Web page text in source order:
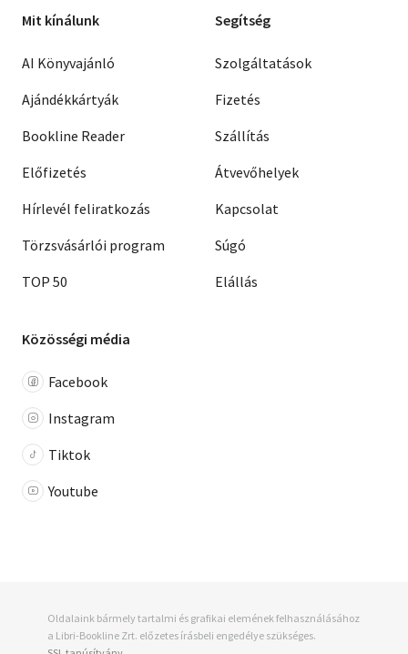
Mit kínálunk
AI Könyvajánló
Ajándékkártyák
Bookline Reader
Előfizetés
Hírlevél feliratkozás
Törzsvásárlói program
TOP 50
Segítség
Szolgáltatások
Fizetés
Szállítás
Átvevőhelyek
Kapcsolat
Súgó
Elállás
Közösségi média
Facebook
Instagram
Tiktok
Youtube
Oldalaink bármely tartalmi és grafikai elemének felhasználásához
a Libri-Bookline Zrt. előzetes írásbeli engedélye szükséges.